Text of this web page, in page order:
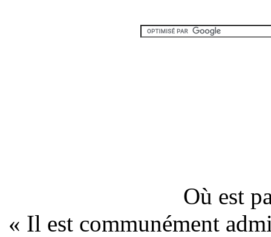
Où est
« Il est communément